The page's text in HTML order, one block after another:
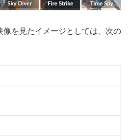
像を見たイメージとしては、次の